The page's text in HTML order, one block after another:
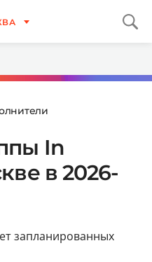
In
в 2026-
запланированных